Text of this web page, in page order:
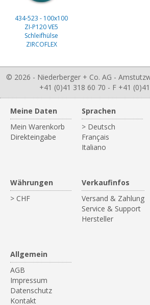
434-523 - 100x100
ZI-P120 VE5
Schleifhülse
ZIRCOFLEX
© 2026 - Niederberger + Co. AG -
+41 (0)41 318 60 70 - F +41
Meine Daten
Mein Warenkorb
Direkteingabe
Sprachen
> Deutsch
Français
Italiano
Währungen
> CHF
Verkaufinfos
Versand & Zahlung
Service & Support
Hersteller
Allgemein
AGB
Impressum
Datenschutz
Kontakt